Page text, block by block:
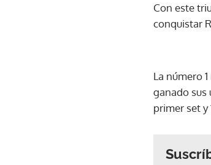
Con este
conquistar
La número
ganado sus
primer set y